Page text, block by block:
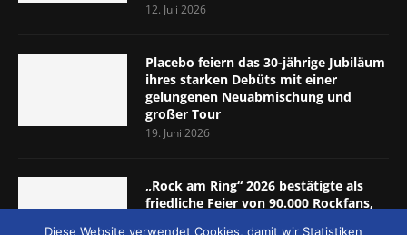
12. Juli 2026
Placebo feiern das 30-jährige Jubiläum
ihres starken Debüts mit einer
gelungenen Neuabmischung und
großer Tour
19. Juni 2026
„Rock am Ring“ 2026 bestätigte als
friedliche Feier von 90.000 Rockfans,
Diese Website verwendet Cookies, damit wir Statistiken